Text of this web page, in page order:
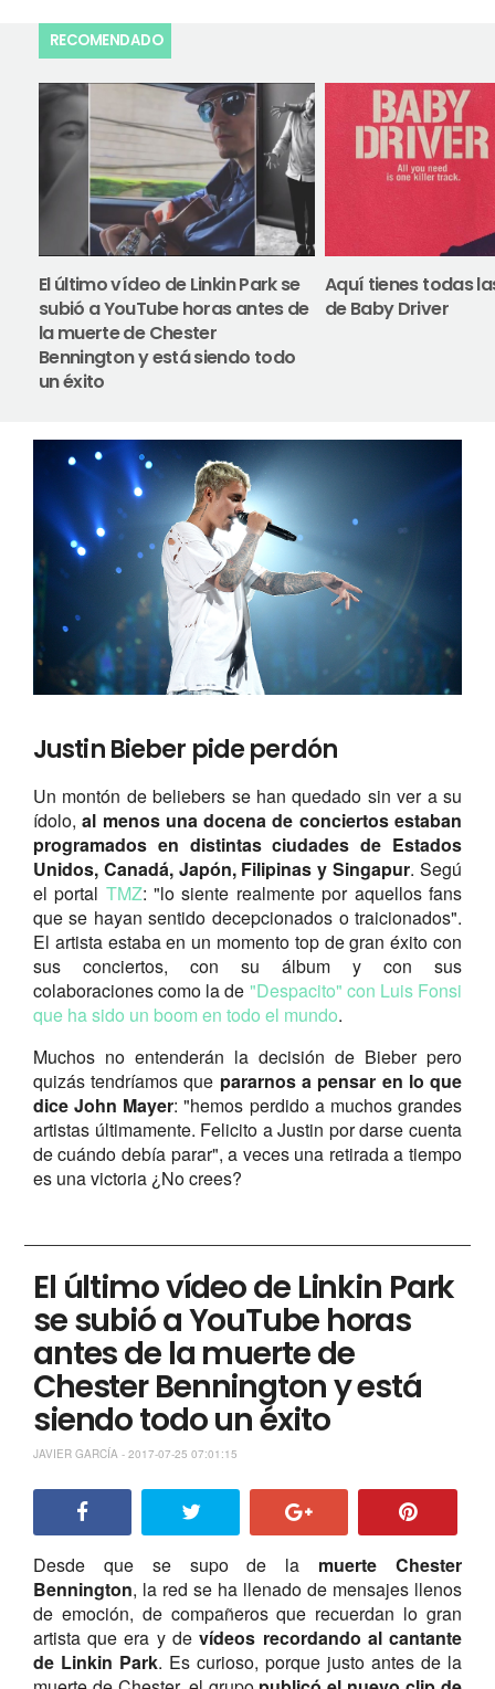
RECOMENDADO
El último vídeo de Linkin Park se
subió a YouTube horas antes de
la muerte de Chester
Bennington y está siendo todo
un éxito
Aquí tienes todas
de Baby Driver
Justin Bieber pide perdón
Un montón de beliebers se han quedado sin ver a su
ídolo,al menos una docena de conciertos estaban
programados en distintas ciudades de Estados
Unidos, Canadá, Japón, Filipinas y Singapur. Segú
el portal TMZ: "lo siente realmente por aquellos fans
que se hayan sentido decepcionados o traicionados".
El artista estaba en un momento top de gran éxito con
sus conciertos, con su álbum y con sus
colaboraciones como la de "Despacito" con Luis Fonsi
que ha sido un boom en todo el mundo.
Muchos no entenderán la decisión de Bieber pero
quizás tendríamos que pararnos a pensar en lo que
dice John Mayer: "hemos perdido a muchos grandes
artistas últimamente. Felicito a Justin por darse cuenta
de cuándo debía parar", a veces una retirada a tiempo
es una victoria ¿No crees?
El último vídeo de Linkin Park
se subió a YouTube horas
antes de la muerte de
Chester Bennington y está
siendo todo un éxito
JAVIER GARCÍA - 2017-07-25 07:01:15
Desde que se supo de la muerte Chester
Bennington, la red se ha llenado de mensajes llenos
de emoción, de compañeros que recuerdan lo gran
artista que era y devídeos recordando al cantante
de Linkin Park. Es curioso, porque justo antes de la